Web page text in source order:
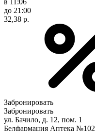
до 21:00
32,38 р.
Забронировать
Забронировать
ул. Бачило, д. 12, пом. 1
Белфармация Аптека №102